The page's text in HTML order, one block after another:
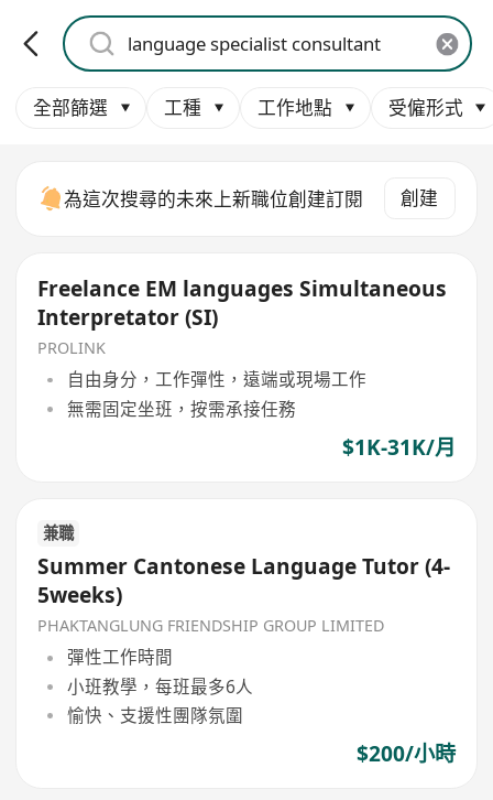
全部篩選 工種 工作地點 受僱形式
為這次搜尋的未來上新職位創建訂閱 創建
Freelance EM languages Simultaneous
Interpretator (SI)
PROLINK
自由身分，工作彈性，遠端或現場工作
無需固定坐班，按需承接任務
$1K-31K/月
兼職
Summer Cantonese Language Tutor (4-
5weeks)
PHAKTANGLUNG FRIENDSHIP GROUP LIMITED
彈性工作時間
小班教學，每班最多6人
愉快、支援性團隊氛圍
$200/小時